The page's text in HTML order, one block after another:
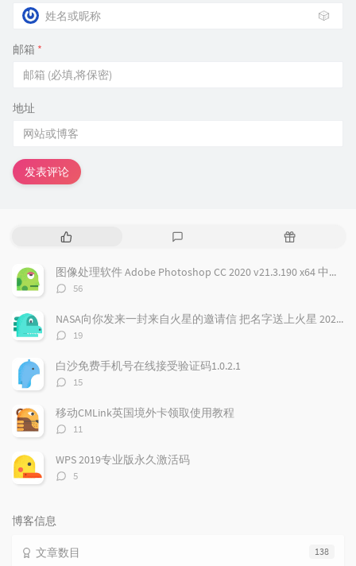
🎲
邮箱 *
地址
发表评论
热
文
章
评
随
文
图像处理软件 Adobe Photoshop CC 2020 v21.3.190 x64 中文免费版
评
数：
56
NASA向你发来一封来自火星的邀请信 把名字送上火星 2026邀你免费参与火星之旅
评
数：
19
白沙免费手机号在线接受验证码1.0.2.1
评
数：
15
移动CMLink英国境外卡领取使用教程
评
数：
11
WPS 2019专业版永久激活码
评
5
博客信息
138
文章数目